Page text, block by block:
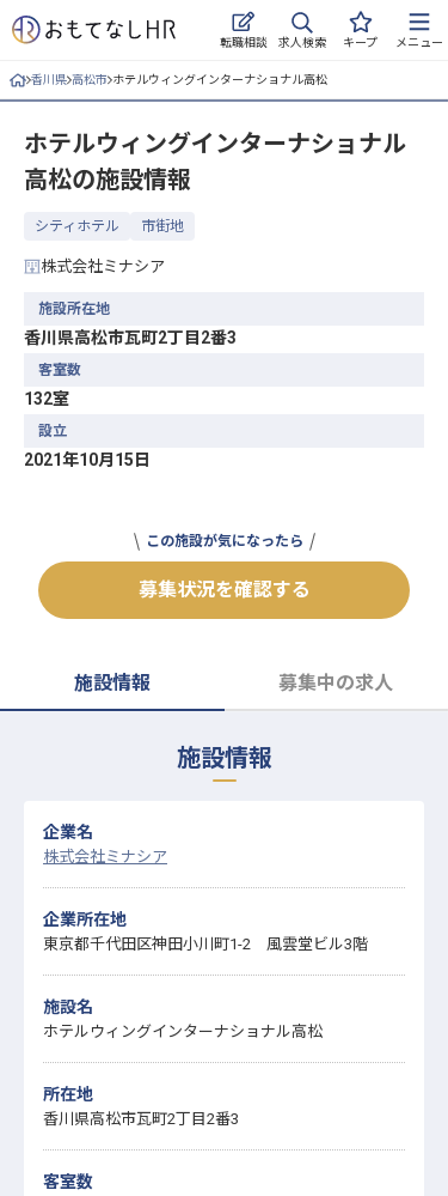
転職相談 求人検索 キープ メニュー
ログイン
求人・施設を探す
おもてなしHRについて
ご利用の流れ
無料 転職サポートに申し込む
香川県 高松市 ホテルウィングインターナショナル高松
ホテルウィングインターナショナル
高松の施設情報
シティホテル 市街地
株式会社ミナシア
施設所在地
香川県高松市瓦町2丁目2番3
客室数
132室
設立
2021年10月15日
この施設が気になったら
募集状況を確認する
施設情報 募集中の求人
施設情報
企業名
株式会社ミナシア
企業所在地
東京都千代田区神田小川町1-2 風雲堂ビル3階
施設名
ホテルウィングインターナショナル高松
所在地
香川県高松市瓦町2丁目2番3
客室数